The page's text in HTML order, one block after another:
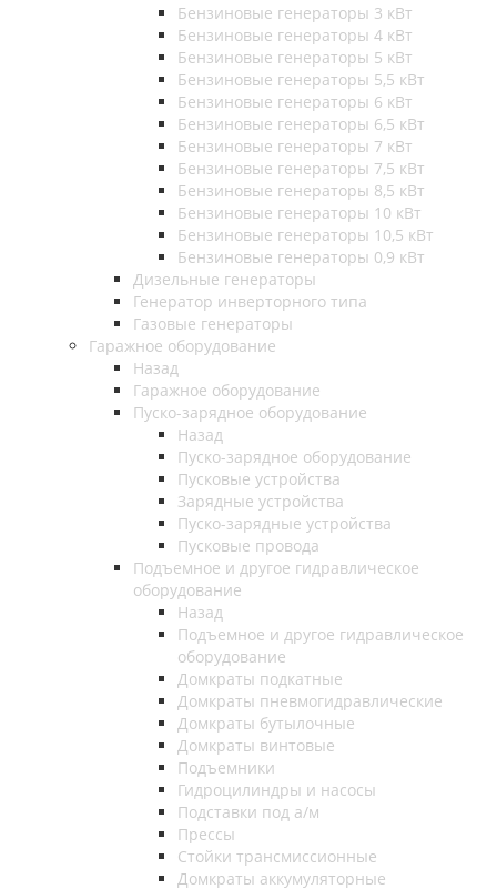
Бензиновые генераторы 3 кВт
Бензиновые генераторы 4 кВт
Бензиновые генераторы 5 кВт
Бензиновые генераторы 5,5 кВт
Бензиновые генераторы 6 кВт
Бензиновые генераторы 6,5 кВт
Бензиновые генераторы 7 кВт
Бензиновые генераторы 7,5 кВт
Бензиновые генераторы 8,5 кВт
Бензиновые генераторы 10 кВт
Бензиновые генераторы 10,5 кВт
Бензиновые генераторы 0,9 кВт
Дизельные генераторы
Генератор инверторного типа
Газовые генераторы
Гаражное оборудование
Назад
Гаражное оборудование
Пуско-зарядное оборудование
Назад
Пуско-зарядное оборудование
Пусковые устройства
Зарядные устройства
Пуско-зарядные устройства
Пусковые провода
Подъемное и другое гидравлическое
оборудование
Назад
Подъемное и другое гидравлическое
оборудование
Домкраты подкатные
Домкраты пневмогидравлические
Домкраты бутылочные
Домкраты винтовые
Подъемники
Гидроцилиндры и насосы
Подставки под а/м
Прессы
Стойки трансмиссионные
Домкраты аккумуляторные